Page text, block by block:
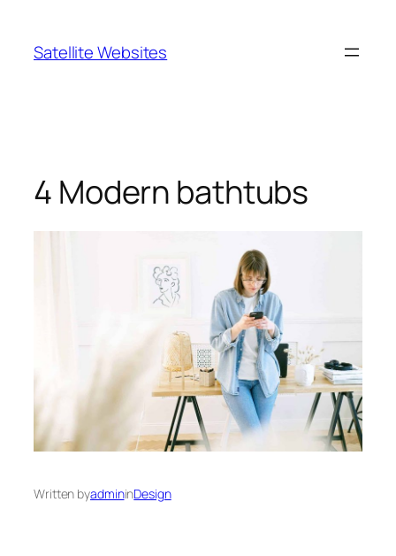
content
Satellite Websites
4 Modern bathtubs
Written byadmininDesign